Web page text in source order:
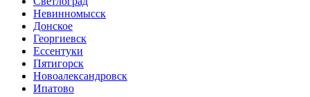
Невинномысск
Донское
Георгиевск
Ессентуки
Пятигорск
Новоалександровск
Ипатово